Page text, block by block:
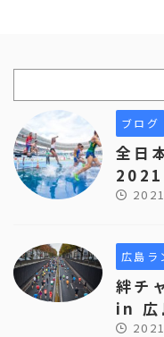
ブログ
全日
広島ラ
絆チ
in 広